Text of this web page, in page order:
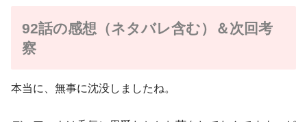
92話の感想（ネタバレ含む）＆次回考
察
本当に、無事に沈没しましたね。